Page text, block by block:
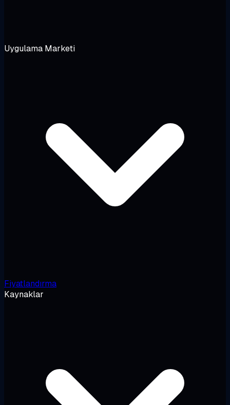
Uygulama Marketi
Fiyatlandırma
Kaynaklar